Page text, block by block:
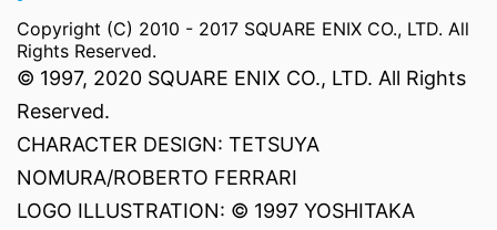
Copyright (C) 2010 - 2017 SQUARE ENIX CO., LTD. All
Rights Reserved.
© 1997, 2020 SQUARE ENIX CO., LTD. All Rights
Reserved.
CHARACTER DESIGN: TETSUYA
NOMURA/ROBERTO FERRARI
LOGO ILLUSTRATION: © 1997 YOSHITAKA